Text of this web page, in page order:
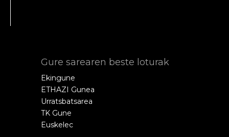
Gure sarearen beste loturak
Ekingune
ETHAZI Gunea
Urratsbatsarea
TK Gune
Euskelec